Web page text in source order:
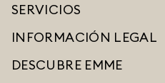
SERVICIOS
INFORMACIÓN LEGAL
DESCUBRE EMME